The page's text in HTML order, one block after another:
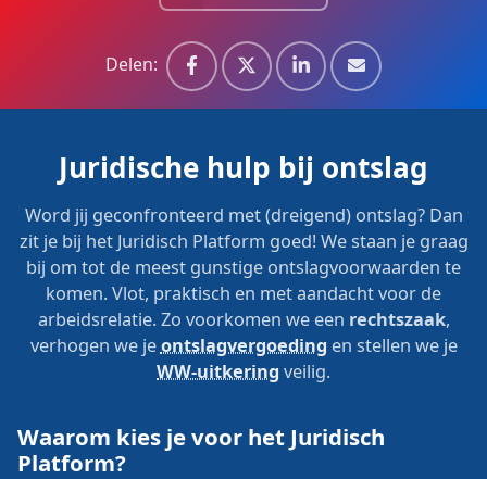
Delen:
Juridische hulp bij ontslag
Word jij geconfronteerd met (dreigend) ontslag? Dan
zit je bij het Juridisch Platform goed! We staan je graag
bij om tot de meest gunstige ontslagvoorwaarden te
komen. Vlot, praktisch en met aandacht voor de
arbeidsrelatie. Zo voorkomen we een rechtszaak,
verhogen we jeontslagvergoeding en stellen we je
WW-uitkering veilig.
Waarom kies je voor het Juridisch
Platform?